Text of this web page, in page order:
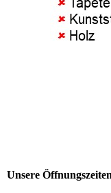
Unsere Öffnungszeiten